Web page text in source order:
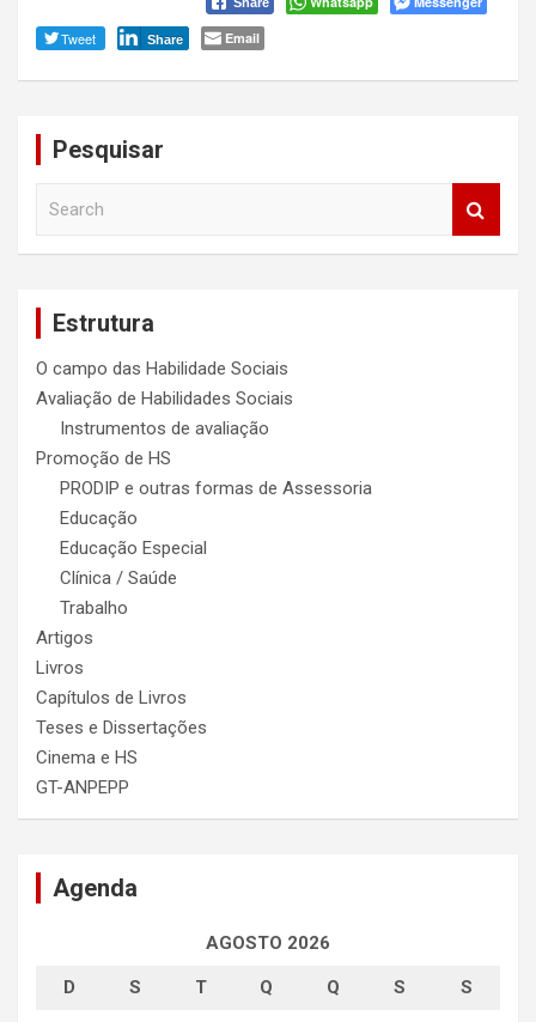
Tweet Share Email
Pesquisar
Estrutura
O campo das Habilidade Sociais
Avaliação de Habilidades Sociais
Instrumentos de avaliação
Promoção de HS
PRODIP e outras formas de Assessoria
Educação
Educação Especial
Clínica / Saúde
Trabalho
Artigos
Livros
Capítulos de Livros
Teses e Dissertações
Cinema e HS
GT-ANPEPP
Agenda
AGOSTO 2026
D S T Q Q S S